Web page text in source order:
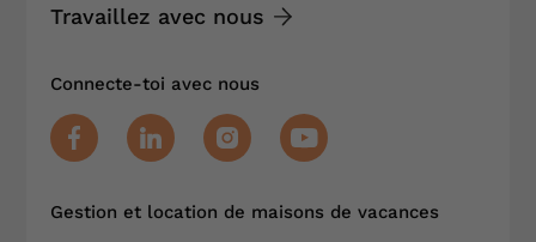
Travaillez avec nous
Connecte-toi avec nous
Gestion et location de maisons de vacances